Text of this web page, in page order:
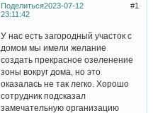
Поделиться 1
2023-07-12
23:11:42
У нас есть загородный участок с
домом мы имели желание
создать прекрасное озеленение
зоны вокруг дома, но это
оказалась не так легко. Хорошо
сотрудник подсказал
замечательную организацию